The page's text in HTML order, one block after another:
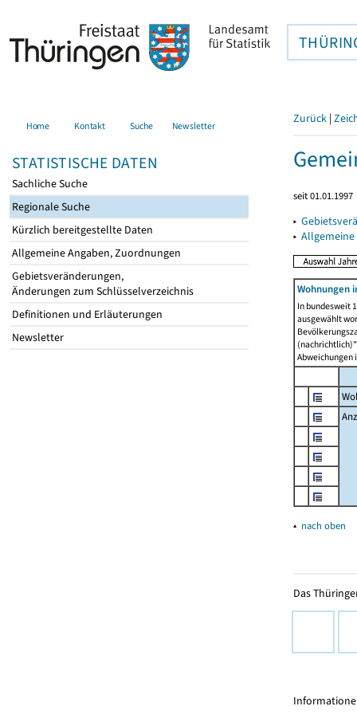
Home Kontakt Suche Newsletter
STATISTISCHE DATEN
Sachliche Suche
Regionale Suche
Kürzlich bereitgestellte Daten
Allgemeine Angaben, Zuordnungen
Gebietsveränderungen,
Änderungen zum Schlüsselverzeichnis
Definitionen und Erläuterungen
Newsletter
Zurück |
seit 01.01.1997
▸
▸
Wohnungen
In bundesweit
ausgewählt
Abweichungen
▴ nach oben
Das